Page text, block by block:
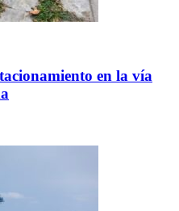
en la vía